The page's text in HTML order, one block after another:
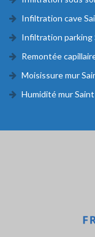
Infiltration cave
Infiltration parking
Remontée
Moisissure mur
Humidité mur